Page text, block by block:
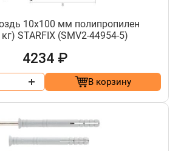
10х100 мм полипропилен
STARFIX (SMV2-44954-5)
4234 ₽
В корзину